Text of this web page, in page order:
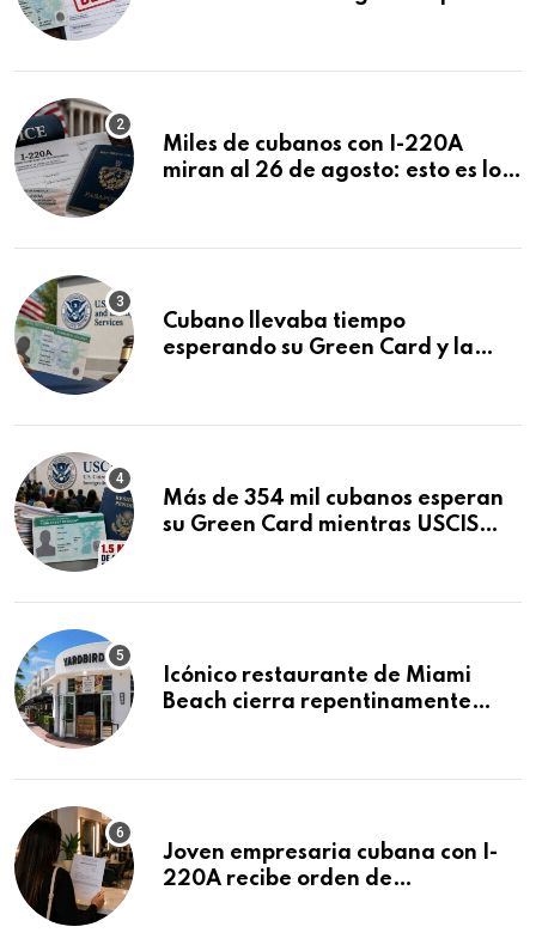
Miles de cubanos con I-220A
miran al 26 de agosto: esto es lo
Cubano llevaba tiempo
esperando su Green Card y la
Más de 354 mil cubanos esperan
su Green Card mientras USCIS
Icónico restaurante de Miami
Beach cierra repentinamente
Joven empresaria cubana con I-
220A recibe orden de